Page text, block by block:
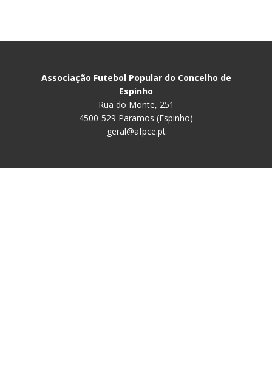
Associação Futebol Popular do Concelho de
Espinho
Rua do Monte, 251
4500-529 Paramos (Espinho)
geral@afpce.pt